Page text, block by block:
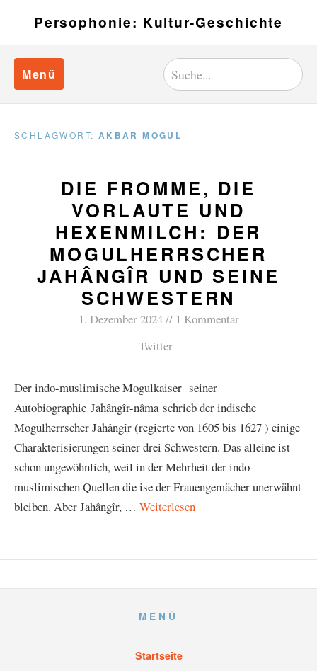
Persophonie: Kultur-Geschichte
Menü
SCHLAGWORT: AKBAR MOGUL
DIE FROMME, DIE
VORLAUTE UND
HEXENMILCH: DER
MOGULHERRSCHER
JAHÂNGÎR UND SEINE
SCHWESTERN
1. Dezember 2024
1 Kommentar
Twitter
Der indo-muslimische Mogulkaiser seiner
Autobiographie Jahângîr-nâma schrieb der indische
Mogulherrscher Jahângîr (regierte von 1605 bis 1627 ) einige
Charakterisierungen seiner drei Schwestern. Das alleine ist
schon ungewöhnlich, weil in der Mehrheit der indo-
muslimischen Quellen die ise der Frauengemächer unerwähnt
bleiben. Aber Jahângîr, … Weiterlesen
MENÜ
Startseite